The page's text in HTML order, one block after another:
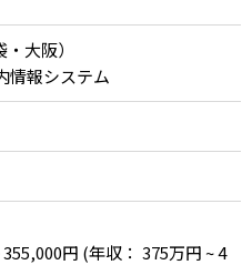
大阪）
情報システム
円 (年収： 375万円 ~ 4